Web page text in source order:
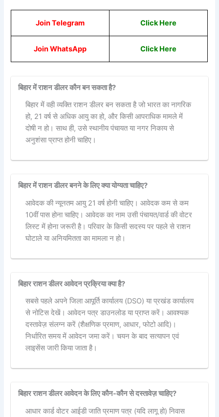
Join Telegram Click Here
Join WhatsApp ClickHere
बिहार में राशन डीलर कौन बन सकता है?
बिहार में वही व्यक्ति राशन डीलर बन सकता है जो भारत का नागरिक
हो, 21 वर्ष से अधिक आयु का हो, और किसी आपराधिक मामले में
दोषी न हो। साथ ही, उसे स्थानीय पंचायत या नगर निकाय से
अनुशंसा प्राप्त होनी चाहिए।
बिहार में राशन डीलर बनने के लिए क्या योग्यता चाहिए?
आवेदक की न्यूनतम आयु 21 वर्ष होनी चाहिए। आवेदक कम से कम
10वीं पास होना चाहिए। आवेदक का नाम उसी पंचायत/वार्ड की वोटर
लिस्ट में होना जरूरी है। परिवार के किसी सदस्य पर पहले से राशन
घोटाले या अनियमितता का मामला न हो।
बिहार राशन डीलर आवेदन प्रक्रिया क्या है?
सबसे पहले अपने जिला आपूर्ति कार्यालय (DSO) या प्रखंड कार्यालय
से नोटिस देखें। आवेदन पत्र डाउनलोड या प्राप्त करें। आवश्यक
दस्तावेज़ संलग्न करें (शैक्षणिक प्रमाण, आधार, फोटो आदि)।
निर्धारित समय में आवेदन जमा करें। चयन के बाद सत्यापन एवं
लाइसेंस जारी किया जाता है।
बिहार राशन डीलर आवेदन के लिए कौन-कौन से दस्तावेज़ चाहिए?
आधार कार्ड वोटर आईडी जाति प्रमाण पत्र (यदि लागू हो) निवास